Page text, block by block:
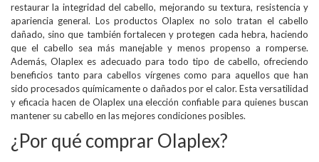
restaurar la integridad del cabello, mejorando su textura, resistencia y
apariencia general. Los productos Olaplex no solo tratan el cabello
dañado, sino que también fortalecen y protegen cada hebra, haciendo
que el cabello sea más manejable y menos propenso a romperse.
Además, Olaplex es adecuado para todo tipo de cabello, ofreciendo
beneficios tanto para cabellos vírgenes como para aquellos que han
sido procesados químicamente o dañados por el calor. Esta versatilidad
y eficacia hacen de Olaplex una elección confiable para quienes buscan
mantener su cabello en las mejores condiciones posibles.
¿Por qué comprar Olaplex?